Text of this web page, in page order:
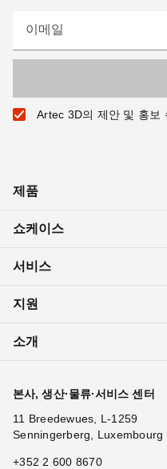
이메일
Artec 3D의 제안 및 홍보
제품
쇼케이스
서비스
지원
소개
본사, 생산·물류·서비스 센터
11 Breedewues, L-1259
Senningerberg, Luxembourg
+352 2 600 8670